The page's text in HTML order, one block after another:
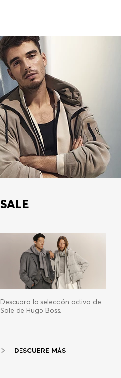
SALE
Descubra la selección activa de
Sale de Hugo Boss.
DESCUBRE MÁS